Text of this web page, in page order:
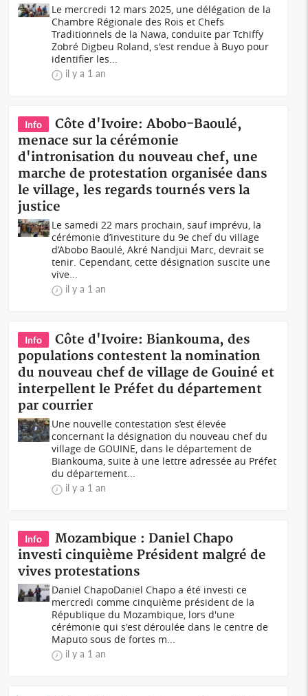
Le mercredi 12 mars 2025, une délégation de la
Chambre Régionale des Rois et Chefs
Traditionnels de la Nawa, conduite par Tchiffy
Zobré Digbeu Roland, s'est rendue à Buyo pour
identifier les...
il y a 1 an
Info
Côte d'Ivoire: Abobo-Baoulé,
menace sur la cérémonie
d'intronisation du nouveau chef, une
marche de protestation organisée dans
le village, les regards tournés vers la
justice
Le samedi 22 mars prochain, sauf imprévu, la
cérémonie d’investiture du 9e chef du village
d’Abobo Baoulé, Akré Nandjui Marc, devrait se
tenir. Cependant, cette désignation suscite une
vive...
il y a 1 an
Info
Côte d'Ivoire: Biankouma, des
populations contestent la nomination
du nouveau chef de village de Gouiné et
interpellent le Préfet du département
par courrier
Une nouvelle contestation s’est élevée
concernant la désignation du nouveau chef du
village de GOUINE, dans le département de
Biankouma, suite à une lettre adressée au Préfet
du département...
il y a 1 an
Info
Mozambique : Daniel Chapo
investi cinquième Président malgré de
vives protestations
Daniel ChapoDaniel Chapo a été investi ce
mercredi comme cinquième président de la
République du Mozambique, lors d'une
cérémonie qui s'est déroulée dans le centre de
Maputo sous de fortes m...
il y a 1 an